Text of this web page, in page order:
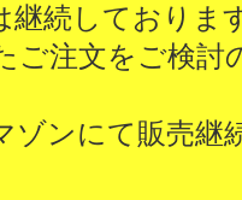
継続しておりま
ご注文をご検討
ゾンにて販売継